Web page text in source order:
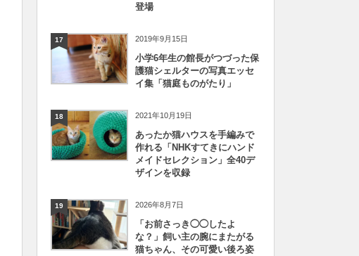
登場
17 2019年9月15日
小学6年生の館長がつづった保
護猫シェルターの写真エッセ
イ集「猫庭ものがたり」
18 2021年10月19日
あったか猫ハウスを手編みで
作れる「NHKすてきにハンド
メイドセレクション」全40デ
ザインを収録
19 2026年8月7日
「お前さっき◯◯したよ
な？」飼い主の腕にまたがる
猫ちゃん、その可愛い後ろ姿